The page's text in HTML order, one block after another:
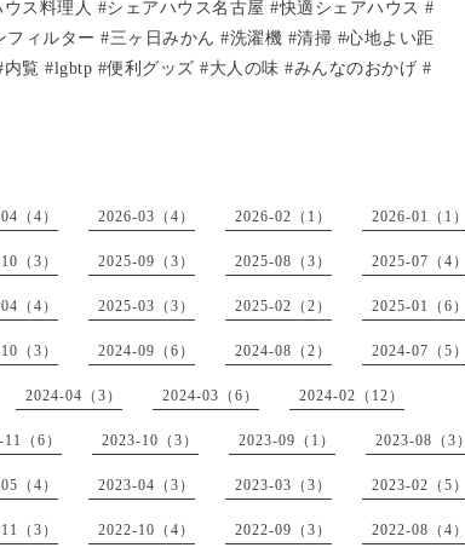
ス料理人 #シェアハウス名古屋 #快適シェアハウス #
ィルター #三ヶ日みかん #洗濯機 #清掃 #心地よい距
覧 #lgbtp #便利グッズ #大人の味 #みんなのおかげ #
（4） 2026-03（4） 2026-02（1） 2026-01（1）
（3） 2025-09（3） 2025-08（3） 2025-07（4）
（4） 2025-03（3） 2025-02（2） 2025-01（6）
（3） 2024-09（6） 2024-08（2） 2024-07（5）
2024-04（3） 2024-03（6） 2024-02（12）
（6） 2023-10（3） 2023-09（1） 2023-08（3）
（4） 2023-04（3） 2023-03（3） 2023-02（5）
（3） 2022-10（4） 2022-09（3） 2022-08（4）